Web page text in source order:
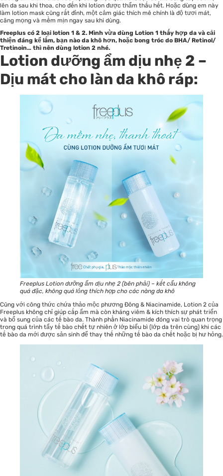
lên da sau khi thoa, cho đến khi lotion được thẩm thấu hết. Hoặc dùng em này
làm lotion mask cũng rất đỉnh, một cảm giác thích mê chính là độ tươi mát,
căng mọng và mềm mịn ngay sau khi dùng.
Freeplus có 2 loại lotion 1 & 2. Mình vừa dùng Lotion 1 thấy hợp da và cải
thiện đáng kể lắm, bạn nào da khô hơn, hoặc bong tróc do BHA/ Retinol/
Tretinoin… thì nên dùng lotion 2 nhé.
Lotion dưỡng ẩm dịu nhẹ 2 –
Dịu mát cho làn da khô ráp:
Freeplus Lotion dưỡng ẩm dịu nhẹ 2 (bên phải) – kết cẩu không
quá đặc, không quá lỏng thích hợp cho các nàng da khô
Cũng với công thức chứa thảo mộc phương Đông & Niacinamide, Lotion 2 của
Freeplus không chỉ giúp cấp ẩm mà còn kháng viêm & kích thích sự phát triển
và bổ sung của các tế bào da. Thành phần Niacinamide đóng vai trò quan trọng
trong quá trình tẩy tế bào chết tự nhiên ở lớp biểu bì (lớp da trên cùng) khi các
tế bào da mới được sản sinh để thay thế những tế bào da chết hoặc bị hư hỏng.